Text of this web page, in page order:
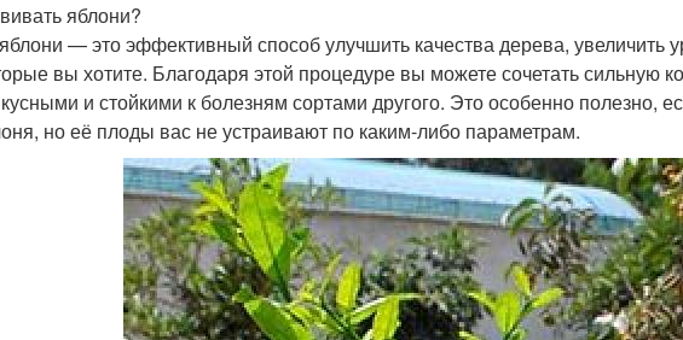
яблони?
— это эффективный способ улучшить качества дерева, увеличить
вы хотите. Благодаря этой процедуре вы можете сочетать сильную
и стойкими к болезням сортами другого. Это особенно полезно,
но её плоды вас не устраивают по каким-либо параметрам.